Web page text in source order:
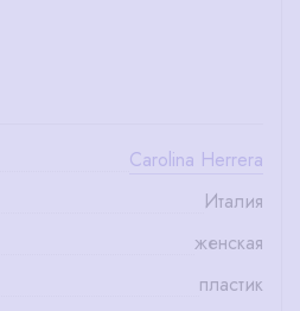
Carolina Herrera
Италия
женская
пластик